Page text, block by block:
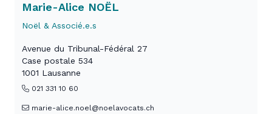
Marie-Alice NOËL
Noël & Associé.e.s
Avenue du Tribunal-Fédéral 27
Case postale 534
1001 Lausanne
021 331 10 60
marie-alice.noel@noelavocats.ch